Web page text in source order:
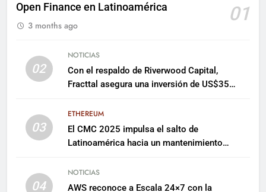
Open Finance en Latinoamérica
01
3 months ago
02
NOTICIAS
Con el respaldo de Riverwood Capital,
Fracttal asegura una inversión de US$35
03
ETHEREUM
El CMC 2025 impulsa el salto de
Latinoamérica hacia un mantenimiento
04
NOTICIAS
AWS reconoce a Escala 24×7 con la